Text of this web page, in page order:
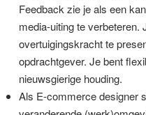
Feedback zie je als een
media-uiting te verbeteren.
overtuigingskracht te
opdrachtgever. Je bent
nieuwsgierige houding.
Als E-commerce designer